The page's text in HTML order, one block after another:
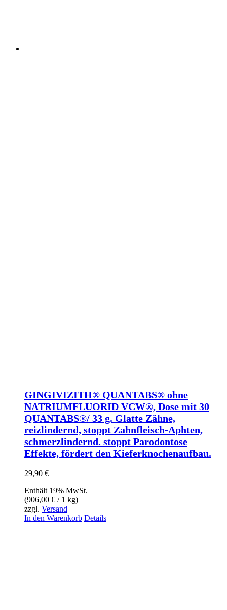
GINGIVIZITH® QUANTABS® ohne
NATRIUMFLUORID VCW®, Dose mit 30
QUANTABS®/ 33 g. Glatte Zähne,
reizlindernd, stoppt Zahnfleisch-Aphten,
schmerzlindernd. stoppt Parodontose
Effekte, fördert den Kieferknochenaufbau.
29,90 €
Enthält 19% MwSt.
(906,00 € / 1 kg)
zzgl. Versand
In den Warenkorb Details